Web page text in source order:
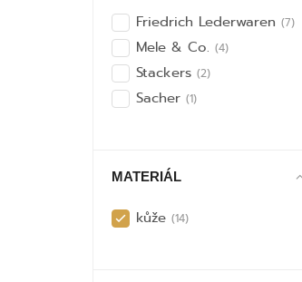
Friedrich Lederwaren (7)
Mele & Co. (4)
Stackers (2)
Sacher (1)
MATERIÁL
kůže (14)